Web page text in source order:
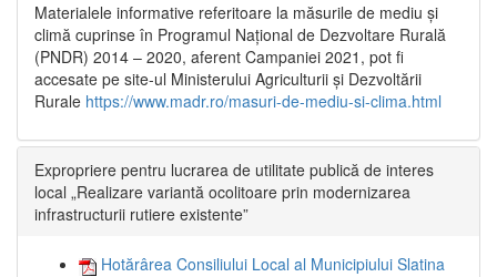
Materialele informative referitoare la măsurile de mediu și
climă cuprinse în Programul Național de Dezvoltare Rurală
(PNDR) 2014 – 2020, aferent Campaniei 2021, pot fi
accesate pe site-ul Ministerului Agriculturii și Dezvoltării
Rurale https://www.madr.ro/masuri-de-mediu-si-clima.html
Expropriere pentru lucrarea de utilitate publică de interes
local „Realizare variantă ocolitoare prin modernizarea
infrastructurii rutiere existente”
Hotărârea Consiliului Local al Municipiului Slatina